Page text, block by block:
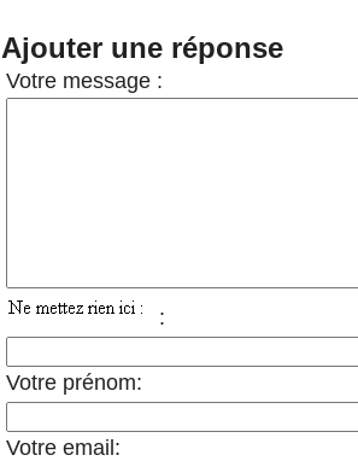
Ajouter une réponse
Votre message :
:
Votre prénom:
Votre email: